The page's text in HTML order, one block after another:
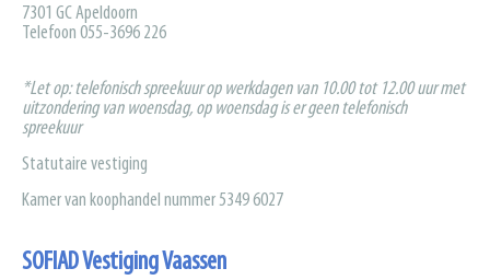
7301 GC Apeldoorn
Telefoon 055-3696 226
*Let op: telefonisch spreekuur op werkdagen van 10.00 tot 12.00 uur met
uitzondering van woensdag, op woensdag is er geen telefonisch
spreekuur
Statutaire vestiging
Kamer van koophandel nummer 5349 6027
SOFIAD Vestiging Vaassen